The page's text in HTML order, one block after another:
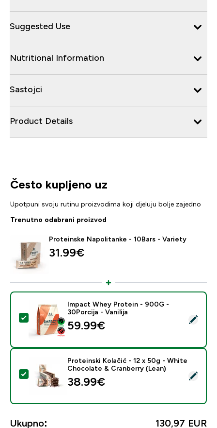
Suggested Use
Nutritional Information
Sastojci
Product Details
Često kupljeno uz
Upotpuni svoju rutinu proizvodima koji djeluju bolje zajedno
Trenutno odabrani proizvod
Proteinske Napolitanke - 10Bars - Variety
31.99€‎
Odaberi ovaj proizvod - Impact Whey Protein - 900G
Impact Whey Protein - 900G -
30Porcija - Vanilija
59.99€‎
Odaberi ovaj proizvod - Proteinski Kolačić - 12 x 50g
Proteinski Kolačić - 12 x 50g - White
Chocolate & Cranberry (Lean)
38.99€‎
Ukupno: 130,97 EUR‎